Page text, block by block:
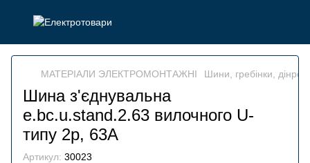
МАТЕРІАЛИ ЭЛЕКТРОМОНТАЖНІ Шини, гребінки,
Шина з'єднувальна
e.bc.u.stand.2.63 вилочного U-
типу 2р, 63А
Артикул: 30023